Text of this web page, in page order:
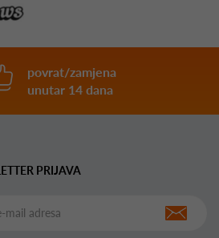
povrat/zamjena
unutar 14 dana
PRIJAVA